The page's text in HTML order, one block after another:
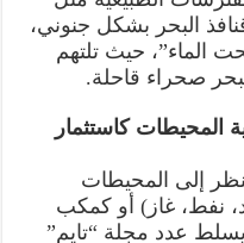
البحر بشكل جنوني،
الماء”، حيث تلتهم
صحراء قاحلة.
المحيطات كاستثمار
إلى المحيطات
نفط، غاز) أو كمكب
يسلط عدد مجلة “تايم”